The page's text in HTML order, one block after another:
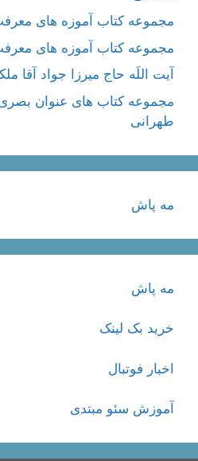
مجموعه کتاب آموزه های
مجموعه کتاب آموزه های
آیت اللَه حاج میرزا جواد آقا
مجموعه کتاب های عنوان
طهرانی
مه پاش
مه پاش
خرید بک لینک
اخبار فوتبال
آموزش سئو مبتدی